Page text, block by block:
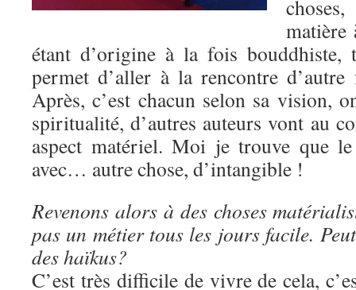
étant d’origine à la fois bouddhiste,
permet d’aller à la rencontre
Après, c’est chacun selon sa vision,
spiritualité, d’autres auteurs vont au
aspect matériel. Moi je trouve que
avec… autre chose, d’intangible !
Revenons alors à des choses
pas un métier tous les jours facile.
des haïkus?
C’est très difficile de vivre de cela,